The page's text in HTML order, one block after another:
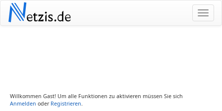
Netzis.de
Willkommen Gast! Um alle Funktionen zu aktivieren müssen Sie sich
Anmelden oder Registrieren.